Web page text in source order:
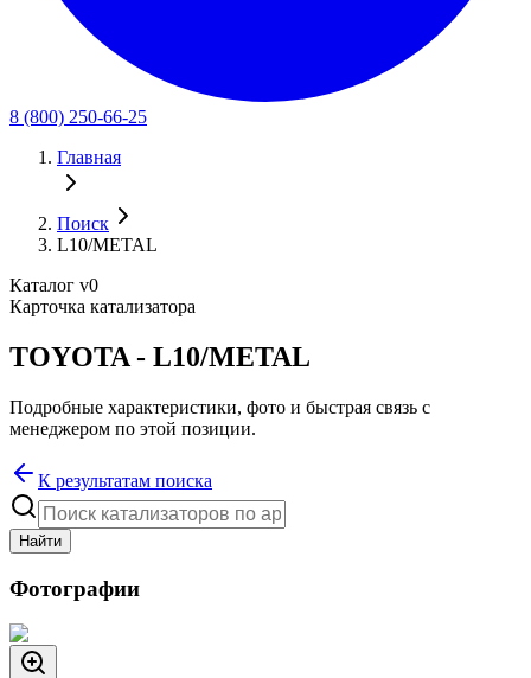
8 (800) 250-66-25
Главная
Поиск
L10/METAL
Каталог v0
Карточка катализатора
TOYOTA - L10/METAL
Подробные характеристики, фото и быстрая связь с
менеджером по этой позиции.
К результатам поиска
Найти
Фотографии